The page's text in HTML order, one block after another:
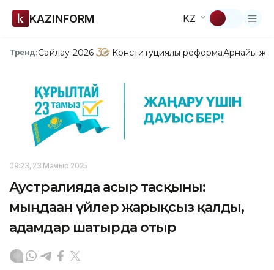
KAZINFORM KZ
Тренд:Сайлау-2026 Конституциялық реформаАрнайы
09:23, 23 Мамыр 2025
Аустралияда ғасыр тасқыны:
мыңдаған үйлер жарықсыз қалды,
адамдар шатырда отыр